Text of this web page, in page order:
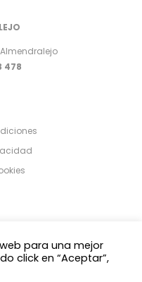
Almendralejo
478
para una mejor
click en “Aceptar”,